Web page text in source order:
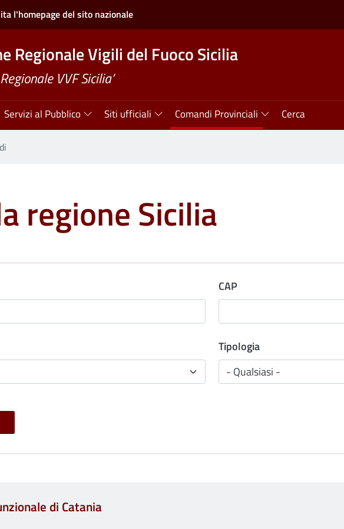
l'homepage del sito nazionale
Regionale Vigili del Fuoco Sicilia
VVF Sicilia’
Servizi al Pubblico Siti ufficiali Comandi Provinciali Cerca
regione Sicilia
CAP
Tipologia
di Catania